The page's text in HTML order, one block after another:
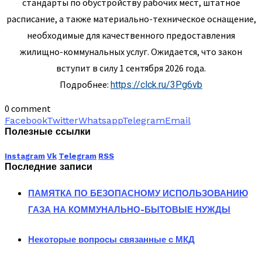
расписание, а также материально-техническое оснащение,
необходимые для качественного предоставления
жилищно-коммунальных услуг. Ожидается, что закон
вступит в силу 1 сентября 2026 года.
Подробнее: https://clck.ru/3Pg6vb
0 comment
FacebookTwitterWhatsappTelegramEmail
Полезные ссылки
Instagram Vk Telegram RSS
Последние записи
ПАМЯТКА ПО БЕЗОПАСНОМУ ИСПОЛЬЗОВАНИЮ
ГАЗА НА КОММУНАЛЬНО-БЫТОВЫЕ НУЖДЫ
Некоторые вопросы связанные с МКД